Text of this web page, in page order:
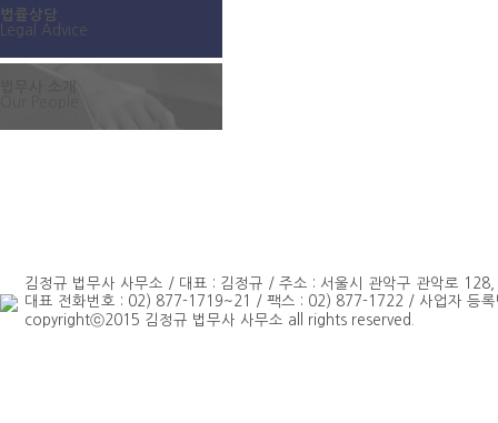
법률상담
Legal Advice
법무사 소개
김정규 법무사 사무소 / 대표 : 김정규 / 주소 : 서울시 관악구 관악로
대표 전화번호 : 02) 877-1719~21 / 팩스 : 02) 877-1722 / 사업자 등
copyrightⓒ2015 김정규 법무사 사무소 all rights reserved.